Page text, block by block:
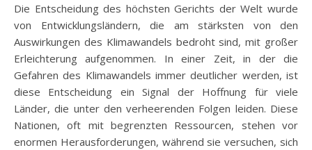
Die Entscheidung des höchsten Gerichts der Welt wurde
von Entwicklungsländern, die am stärksten von den
Auswirkungen des Klimawandels bedroht sind, mit großer
Erleichterung aufgenommen. In einer Zeit, in der die
Gefahren des Klimawandels immer deutlicher werden, ist
diese Entscheidung ein Signal der Hoffnung für viele
Länder, die unter den verheerenden Folgen leiden. Diese
Nationen, oft mit begrenzten Ressourcen, stehen vor
enormen Herausforderungen, während sie versuchen, sich